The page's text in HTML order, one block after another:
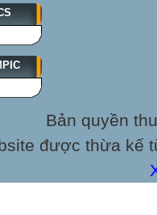
tên bài, số
Mỗi học sinh
nêu.
Bản quyền
được thừa kế